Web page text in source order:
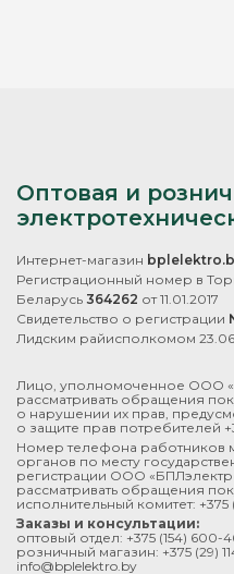
Оптовая и
Интернет-магазин
Регистрационный номер в
Беларусь 364262 от 11.01.2017
Свидетельство о регистрации
Лидским райисполкомом
Лицо, уполномоченное ООО
рассматривать обращения
о нарушении их прав,
о защите прав потребителей
Номер телефона работников
органов по месту
регистрации ООО
рассматривать обращения
исполнительный комитет: +375
Заказы и консультации:
оптовый отдел: +375 (154) 600-
розничный магазин: +375 (29)
info@bplelektro.by